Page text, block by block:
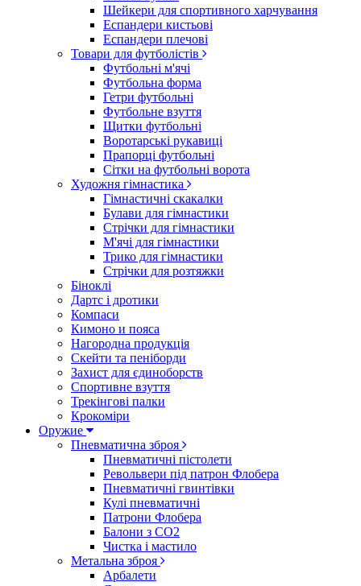
Шейкери для спортивного харчування
Еспандери кистьові
Еспандери плечові
Товари для футболістів
Футбольні м'ячі
Футбольна форма
Гетри футбольні
Футбольне взуття
Щитки футбольні
Воротарські рукавиці
Прапорці футбольні
Сітки на футбольні ворота
Художня гімнастика
Гімнастичні скакалки
Булави для гімнастики
Стрічки для гімнастики
М'ячі для гімнастики
Трико для гімнастики
Стрічки для розтяжки
Біноклі
Дартс і дротики
Компаси
Кимоно и пояса
Нагородна продукція
Скейти та пеніборди
Захист для єдиноборств
Спортивне взуття
Трекінгові палки
Крокоміри
Оружие
Пневматична зброя
Пневматичні пістолети
Револьвери під патрон Флобера
Пневматичні гвинтівки
Кулі пневматичні
Патрони Флобера
Балони з CO2
Чистка і мастило
Метальна зброя
Арбалети